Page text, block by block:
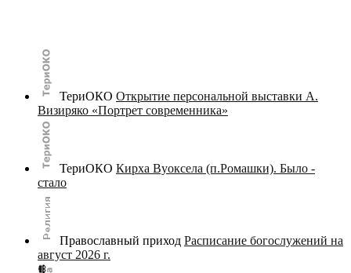
ТериОКО Открытие персональной выставки А.
Визиряко «Портрет современника»
ТериОКО Кирха Вуоксела (п.Ромашки). Было -
стало
Православный приход Расписание богослужений на
август 2026 г.